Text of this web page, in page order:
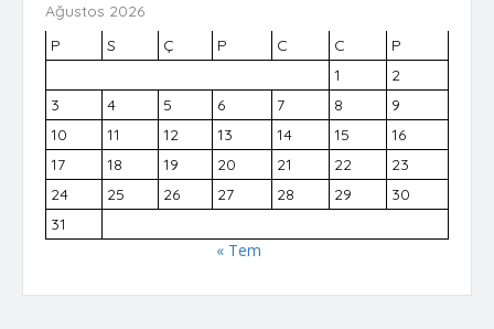
Ağustos 2026
P
S Ç P C C
P
1
2
3
4 5 6 7 8
9
10
11 12 13 14 15
16
17
18 19 20 21 22
23
24
25 26 27 28 29
30
31
« Tem